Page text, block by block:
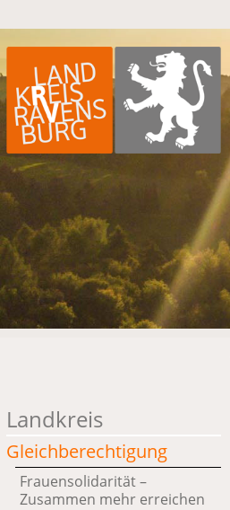
Landkreis
Gleichberechtigung
Frauensolidarität –
Zusammen mehr erreichen